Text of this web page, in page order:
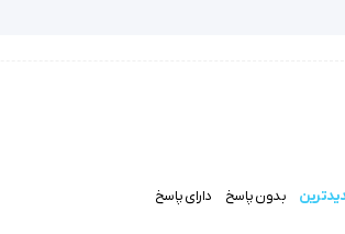
بدون پاسخ دارای پاسخ